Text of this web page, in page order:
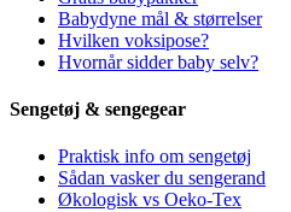
Babydyne mål & størrelser
Hvilken voksipose?
Hvornår sidder baby selv?
Sengetøj & sengegear
Praktisk info om sengetøj
Sådan vasker du sengerand
Økologisk vs Oeko-Tex